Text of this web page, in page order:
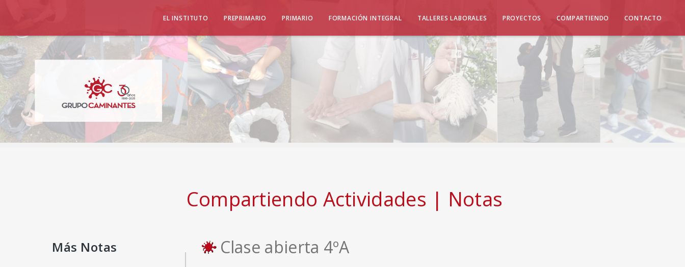
EL INSTITUTO PREPRIMARIO PRIMARIO FORMACIÓN INTEGRAL TALLERES LABORALES PROYECTOS COMPARTIENDO CONTACTO
Compartiendo Actividades | Notas
Más Notas Clase abierta 4ºA